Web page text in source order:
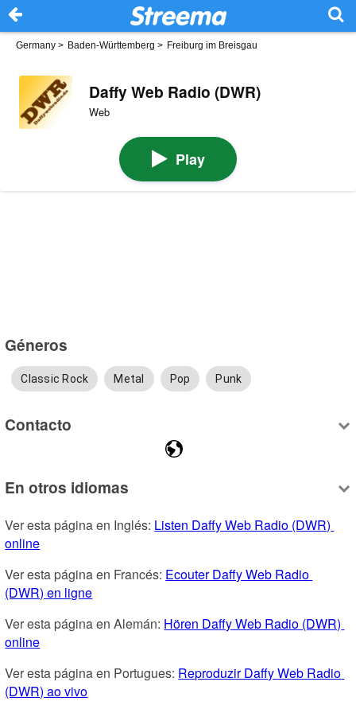
Germany > Baden-Württemberg > Freiburg im Breisgau
Daffy Web Radio (DWR)
Web
Play
Géneros
Classic Rock Metal Pop Punk
Contacto
En otros idiomas
Ver esta página en Inglés: Listen Daffy Web Radio (DWR)
online
Ver esta página en Francés: Ecouter Daffy Web Radio
(DWR) en ligne
Ver esta página en Alemán: Hören Daffy Web Radio (DWR)
online
Ver esta página en Portugues: Reproduzir Daffy Web Radio
(DWR) ao vivo